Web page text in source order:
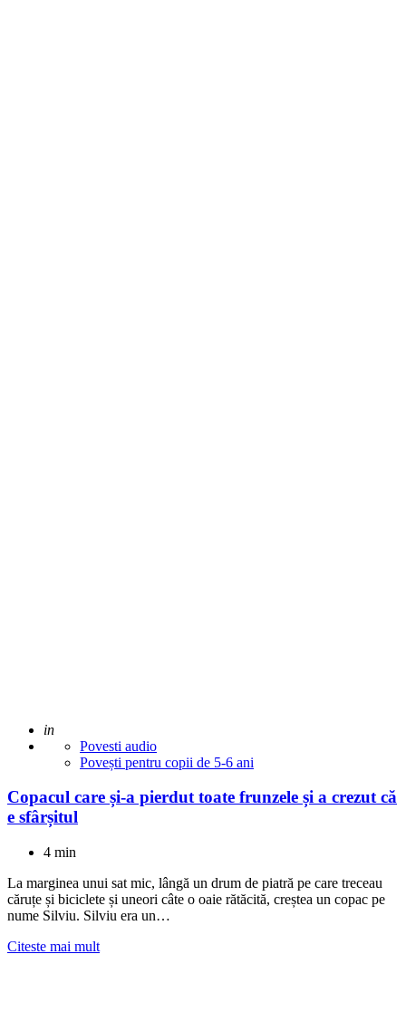
Adaugat
in
Povesti audio
Povești pentru copii de 5-6 ani
Copacul care și-a pierdut toate frunzele și a crezut că
e sfârșitul
4 min
La marginea unui sat mic, lângă un drum de piatră pe care treceau
căruțe și biciclete și uneori câte o oaie rătăcită, creștea un copac pe
nume Silviu. Silviu era un…
Citeste mai mult